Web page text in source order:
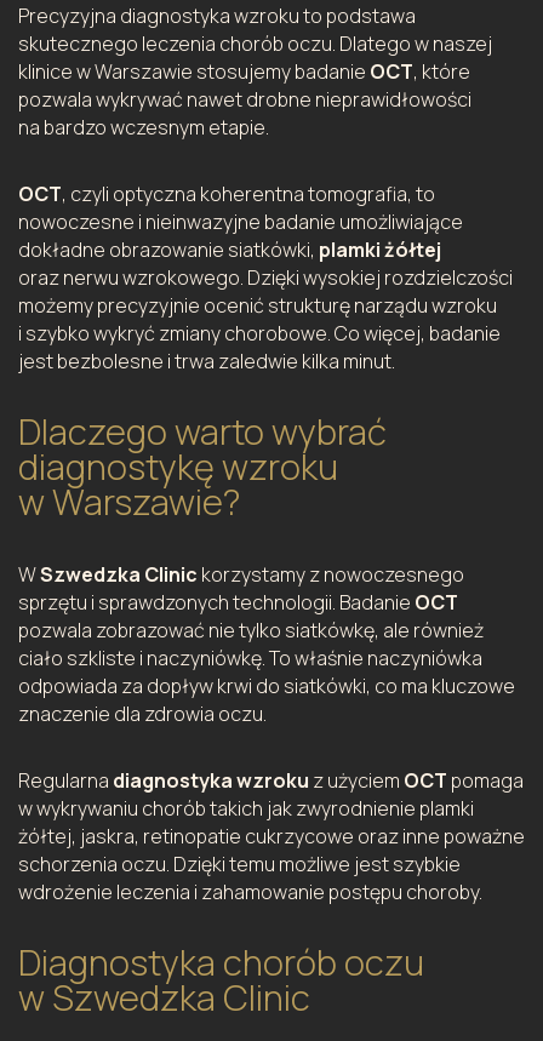
Precyzyjna diagnostyka wzroku to podstawa
skutecznego leczenia chorób oczu. Dlatego w naszej
klinice w Warszawie stosujemy badanie OCT, które
pozwala wykrywać nawet drobne nieprawidłowości
na bardzo wczesnym etapie.
OCT, czyli optyczna koherentna tomografia, to
nowoczesne i nieinwazyjne badanie umożliwiające
dokładne obrazowanie siatkówki, plamki żółtej
oraz nerwu wzrokowego. Dzięki wysokiej rozdzielczości
możemy precyzyjnie ocenić strukturę narządu wzroku
i szybko wykryć zmiany chorobowe. Co więcej, badanie
jest bezbolesne i trwa zaledwie kilka minut.
Dlaczego warto wybrać
diagnostykę wzroku
w Warszawie?
WSzwedzka Clinic korzystamy z nowoczesnego
sprzętu i sprawdzonych technologii. Badanie OCT
pozwala zobrazować nie tylko siatkówkę, ale również
ciało szkliste i naczyniówkę. To właśnie naczyniówka
odpowiada za dopływ krwi do siatkówki, co ma kluczowe
znaczenie dla zdrowia oczu.
Regularna diagnostyka wzroku z użyciem OCT pomaga
w wykrywaniu chorób takich jak zwyrodnienie plamki
żółtej, jaskra, retinopatie cukrzycowe oraz inne poważne
schorzenia oczu. Dzięki temu możliwe jest szybkie
wdrożenie leczenia i zahamowanie postępu choroby.
Diagnostyka chorób oczu
w Szwedzka Clinic